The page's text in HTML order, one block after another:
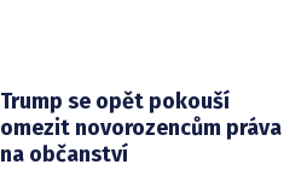
Trump se opět pokouší
omezit novorozencům práva
na občanství